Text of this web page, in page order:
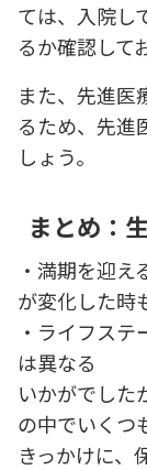
ては、入院し
るか確認して
また、先進医
るため、先進
しょう。
まとめ：
・満期を迎
が変化した時
・ライフス
は異なる
いかがでした
の中でいくつ
きっかけに、